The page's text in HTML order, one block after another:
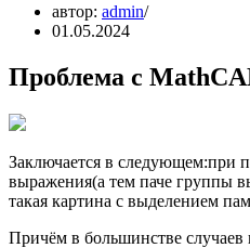
автор: admin
01.05.2024
Проблема с
Заключается в следующем:при
выражения(а тем паче группы
такая картина c выделением
Причём в большинстве случаев